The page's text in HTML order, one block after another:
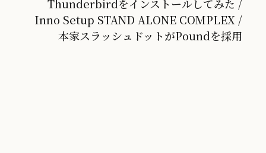
Thunderbirdをインストールしてみた /
Inno Setup STAND ALONE COMPLEX /
本家スラッシュドットがPoundを採用